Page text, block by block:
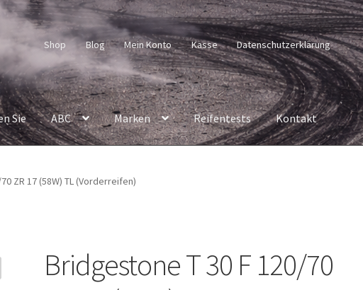
Shop Blog Mein Konto Kasse Datenschutzerklärung
Sie ABC Marken Reifentests Kontakt
ZR 17 (58W) TL (Vorderreifen)
Bridgestone T 30 F 120/70